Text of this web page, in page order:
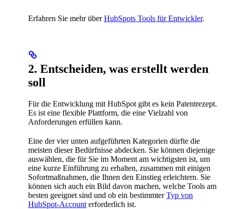
Erfahren Sie mehr überHubSpots Tools für Entwickler.
2. Entscheiden, was erstellt werden
soll
Für die Entwicklung mit HubSpot gibt es kein Patentrezept.
Es ist eine flexible Plattform, die eine Vielzahl von
Anforderungen erfüllen kann.
Eine der vier unten aufgeführten Kategorien dürfte die
meisten dieser Bedürfnisse abdecken. Sie können diejenige
auswählen, die für Sie im Moment am wichtigsten ist, um
eine kurze Einführung zu erhalten, zusammen mit einigen
Sofortmaßnahmen, die Ihnen den Einstieg erleichtern. Sie
können sich auch ein Bild davon machen, welche Tools am
besten geeignet sind und ob ein bestimmterTyp von
HubSpot-Account erforderlich ist.